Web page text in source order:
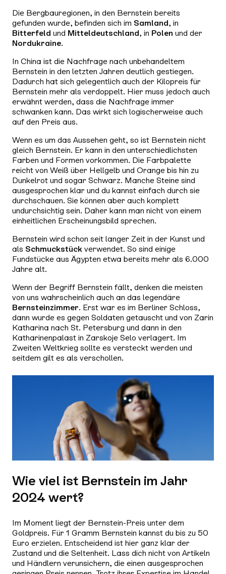
Die Bergbauregionen, in den Bernstein bereits
gefunden wurde, befinden sich im Samland, in
Bitterfeld und Mitteldeutschland, in Polen und der
Nordukraine.
In China ist die Nachfrage nach unbehandeltem
Bernstein in den letzten Jahren deutlich gestiegen.
Dadurch hat sich gelegentlich auch der Kilopreis für
Bernstein mehr als verdoppelt. Hier muss jedoch auch
erwähnt werden, dass die Nachfrage immer
schwanken kann. Das wirkt sich logischerweise auch
auf den Preis aus.
Wenn es um das Aussehen geht, so ist Bernstein nicht
gleich Bernstein. Er kann in den unterschiedlichsten
Farben und Formen vorkommen. Die Farbpalette
reicht von Weiß über Hellgelb und Orange bis hin zu
Dunkelrot und sogar Schwarz. Manche Steine sind
ausgesprochen klar und du kannst einfach durch sie
durchschauen. Sie können aber auch komplett
undurchsichtig sein. Daher kann man nicht von einem
einheitlichen Erscheinungsbild sprechen.
Bernstein wird schon seit langer Zeit in der Kunst und
als Schmuckstück verwendet. So sind einige
Fundstücke aus Ägypten etwa bereits mehr als 6.000
Jahre alt.
Wenn der Begriff Bernstein fällt, denken die meisten
von uns wahrscheinlich auch an das legendäre
Bernsteinzimmer. Erst war es im Berliner Schloss,
dann wurde es gegen Soldaten getauscht und von Zarin
Katharina nach St. Petersburg und dann in den
Katharinenpalast in Zarskoje Selo verlagert. Im
Zweiten Weltkrieg sollte es versteckt werden und
seitdem gilt es als verschollen.
Wie viel ist Bernstein im Jahr
2024 wert?
Im Moment liegt der Bernstein-Preis unter dem
Goldpreis. Für 1 Gramm Bernstein kannst du bis zu 50
Euro erzielen. Entscheidend ist hier ganz klar der
Zustand und die Seltenheit. Lass dich nicht von Artikeln
und Händlern verunsichern, die einen ausgesprochen